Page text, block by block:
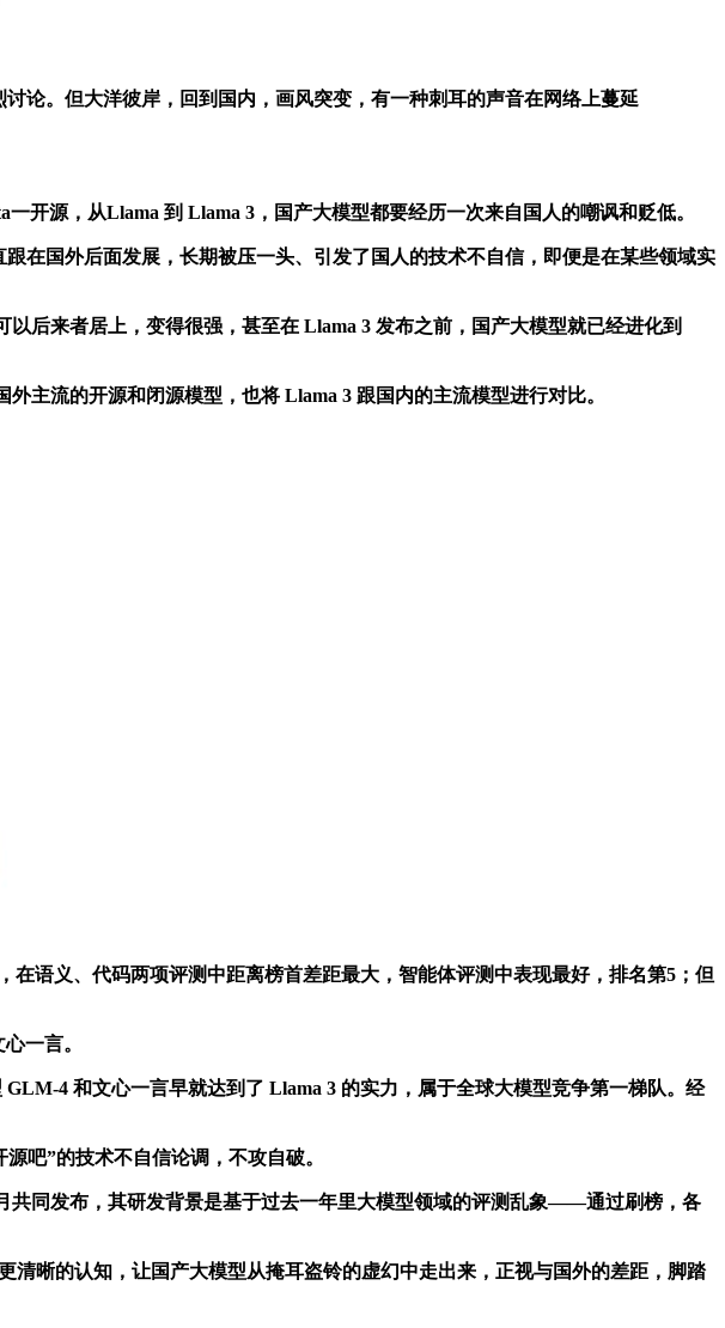
。但大洋彼岸，回到国内，画风突变，有一种刺耳的声音在网络上蔓延
源，从Llama 到 Llama 3，国产大模型都要经历一次来自国人的嘲讽和贬低。
国外后面发展，长期被压一头、引发了国人的技术不自信，即便是在某些领域实
来者居上，变得很强，甚至在 Llama 3 发布之前，国产大模型就已经进化到
流的开源和闭源模型，也将 Llama 3 跟国内的主流模型进行对比。
语义、代码两项评测中距离榜首差距最大，智能体评测中表现最好，排名第5；但
一言。
4 和文心一言早就达到了 Llama 3 的实力，属于全球大模型竞争第一梯队。经
吧”的技术不自信论调，不攻自破。
同发布，其研发背景是基于过去一年里大模型领域的评测乱象——通过刷榜，各
晰的认知，让国产大模型从掩耳盗铃的虚幻中走出来，正视与国外的差距，脚踏